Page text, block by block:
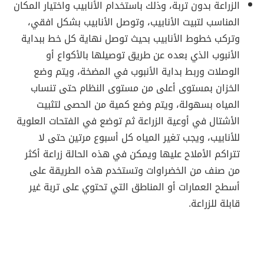
الزراعة بدون تربة، وذلك باستخدام الأنابيب واختيار المكان
المناسب لتبيت الأنابيب، وتوصل الأنابيب بشكل افقي،
وتركب خطوط الأنابيب بحيث توصل نهاية كل خط ببداية
الأنبوب الذي بعده عن طريق توصيلها بالأكواع أو
الوصلات وربط بداية الأنبوب في المضخة، ويتم وضع
الخزان بمستوى أعلى من مستوى النظام حتى تنساب
المياه بسهولة، ويتم وضع كمية من الحصى لتثبيت
الأشتال في أوعية الزراعة ثم توضع في الفتحات العلوية
للأنابيب، ويجب تغير المياه كل أسبوع مرتين حتى لا
تتراكم الأملاح عليها ويمكن في هذه الحالة زراعة أكثر
من صنف من الخضراوات وتستخدم هذه الطريقة على
أسطح العمارات أو المناطق التي تحتوي على تربة غير
قابلة للزراعة.